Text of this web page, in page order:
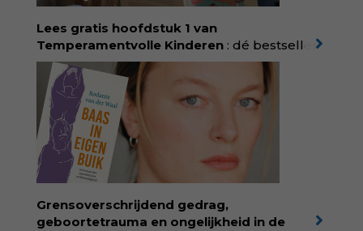
moment van verbinding. Bestel via je lokale
boekhandel! Lees meer over Rolinde via
kiind.nl/rolinde
Lees gratis hoofdstuk 1 van
Temperamentvolle Kinderen : dé bestseller
van pedagoog Eva Bronsveld. In het boek
Temperamentvolle kinderen vind je 25 jaar
aan kennis en ervaring. Met ruim 50.000
verkochte exemplaren met recht een
bestseller, waarmee Eva veel gezinnen heeft
kunnen helpen. Ze schrijft met een
liefdevolle kijk op kinderen en veel begrip
voor ouders. Download het hoofdstuk gratis
via:
evabronsveld.plugandpay.nl/r?
id=ZcYxEBJH
Grensoverschrijdend gedrag,
geboortetrauma en ongelijkheid in de